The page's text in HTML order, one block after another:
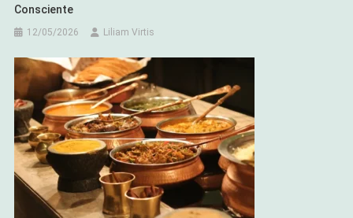
Consciente
12/05/2026 Liliam Virtis